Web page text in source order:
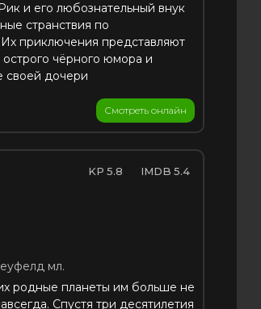
и его любознательный внук
странствия по
приключения представляют
чёрного юмора и
своей дочери
Смотреть онлайн
5.8 5.4
мл.
родные планеты им больше не
Спустя три десятилетия